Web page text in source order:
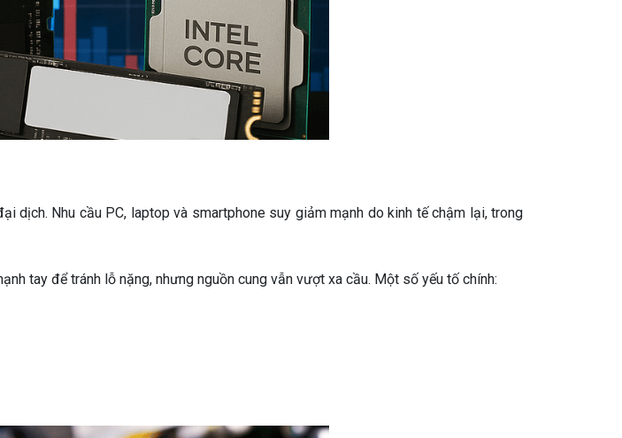
dịch. Nhu cầu PC, laptop và smartphone suy giảm mạnh do kinh tế chậm lại, trong
tay để tránh lỗ nặng, nhưng nguồn cung vẫn vượt xa cầu. Một số yếu tố chính: